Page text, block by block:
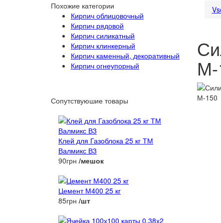
Похожие категории
Кирпич облицовочный
Кирпич рядовой
Кирпич силикатный
Кирпич клинкерный
Кирпич каменный, декоративный
Кирпич огнеупорный
Сопутствуюшие товары
Клей для Газоблока 25 кг ТМ
Валмикс В3
90грн /мешок
Цемент М400 25 кг
85грн /шт
М-